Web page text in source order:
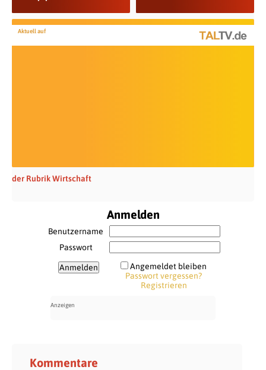
Aktuell auf
der Rubrik Wirtschaft
Anmelden
Benutzername
Passwort
Angemeldet bleiben
Passwort vergessen?
Registrieren
Kommentare